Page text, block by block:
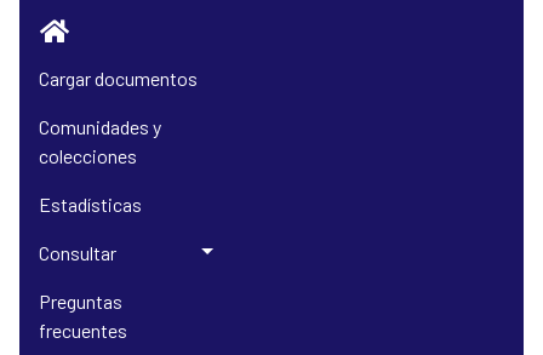
Cargar documentos
Comunidades y
colecciones
Estadísticas
Consultar
Preguntas
frecuentes